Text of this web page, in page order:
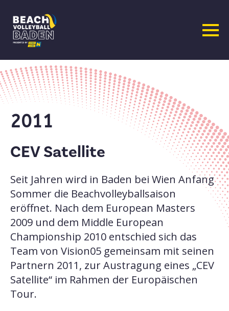
Inhalt
springen
2011
CEV Satellite
Seit Jahren wird in Baden bei Wien Anfang
Sommer die Beachvolleyballsaison
eröffnet. Nach dem European Masters
2009 und dem Middle European
Championship 2010 entschied sich das
Team von Vision05 gemeinsam mit seinen
Partnern 2011, zur Austragung eines „CEV
Satellite“ im Rahmen der Europäischen
Tour.